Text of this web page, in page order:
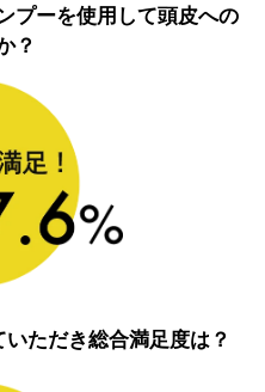
プーを使用して頭皮への
？
ただき総合満足度は？